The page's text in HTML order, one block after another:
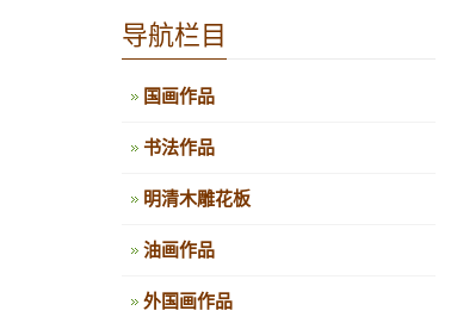
导航栏目
国画作品
书法作品
明清木雕花板
油画作品
外国画作品